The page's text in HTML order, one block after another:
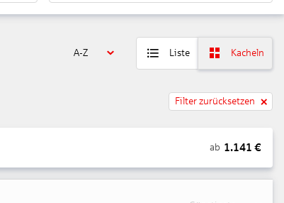
A-Z Liste Kacheln
Filter zurücksetzen
ab 1.141 €